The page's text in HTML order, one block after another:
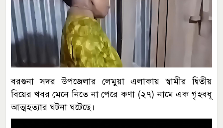
বরগুনা সদর উপজেলার লেমুয়া এলাকায় স্বামীর দ্বিতীয়
বিয়ের খবর মেনে নিতে না পেরে কণা (২৭) নামে এক গৃহবধূ
আত্মহত্যার ঘটনা ঘটেছে।